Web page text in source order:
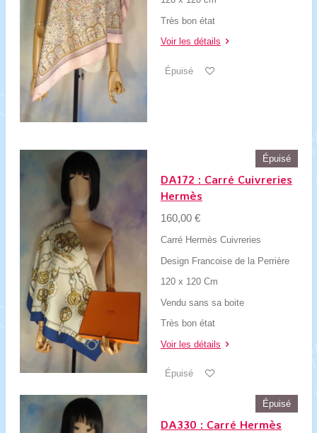
Très bon état
Voir les détails
Épuisé
Épuisé
DA172 : Carré Cuivreries
Hermès
160,00 €
Carré Hermès Cuivreries
Design Francoise de la Perrière
120 x 120 Cm
Vendu sans sa boite
Très bon état
Voir les détails
Épuisé
Épuisé
DA330 : Carré Hermès